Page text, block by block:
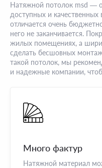
Натяжной потолок msd —
доступных и
отличается очень
него не заканчивается.
жилых помещениях, а
сделать бесшовных
такой потолок, мы
и надежные компании,
Много фактур
Натяжной материал